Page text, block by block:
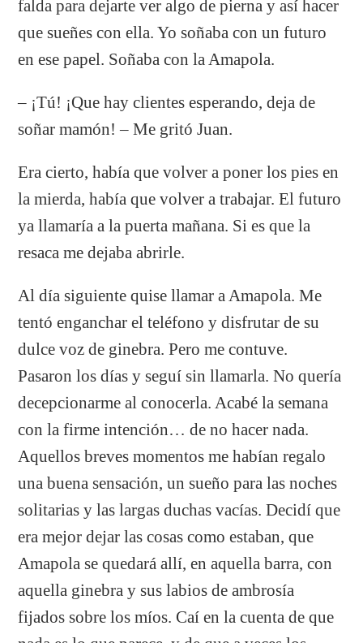
falda para dejarte ver algo de pierna y así hacer
que sueñes con ella. Yo soñaba con un futuro
en ese papel. Soñaba con la Amapola.
– ¡Tú! ¡Que hay clientes esperando, deja de
soñar mamón! – Me gritó Juan.
Era cierto, había que volver a poner los pies en
la mierda, había que volver a trabajar. El futuro
ya llamaría a la puerta mañana. Si es que la
resaca me dejaba abrirle.
Al día siguiente quise llamar a Amapola. Me
tentó enganchar el teléfono y disfrutar de su
dulce voz de ginebra. Pero me contuve.
Pasaron los días y seguí sin llamarla. No quería
decepcionarme al conocerla. Acabé la semana
con la firme intención… de no hacer nada.
Aquellos breves momentos me habían regalo
una buena sensación, un sueño para las noches
solitarias y las largas duchas vacías. Decidí que
era mejor dejar las cosas como estaban, que
Amapola se quedará allí, en aquella barra, con
aquella ginebra y sus labios de ambrosía
fijados sobre los míos. Caí en la cuenta de que